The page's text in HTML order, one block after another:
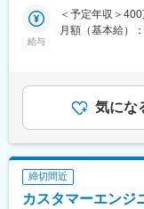
■当社の特徴：
・創業70年を迎
者の育成や新規
・住宅産業研究
して掲載された
のある社員が多
いに高め合う風土
通常の住宅営業
プトを決めます
し、プランは設
■業務の特徴：
・マーケティン
飛び込み営業が
す。
・ペアで営業活
給与
＜予定年収＞
月額（基本給）
与：年2回（6月
給：年1回（4月
500万円32歳（
手当（月２万円
など賃金はあく
可能性がありま
気にな
締切間近
カスタマーエンジ